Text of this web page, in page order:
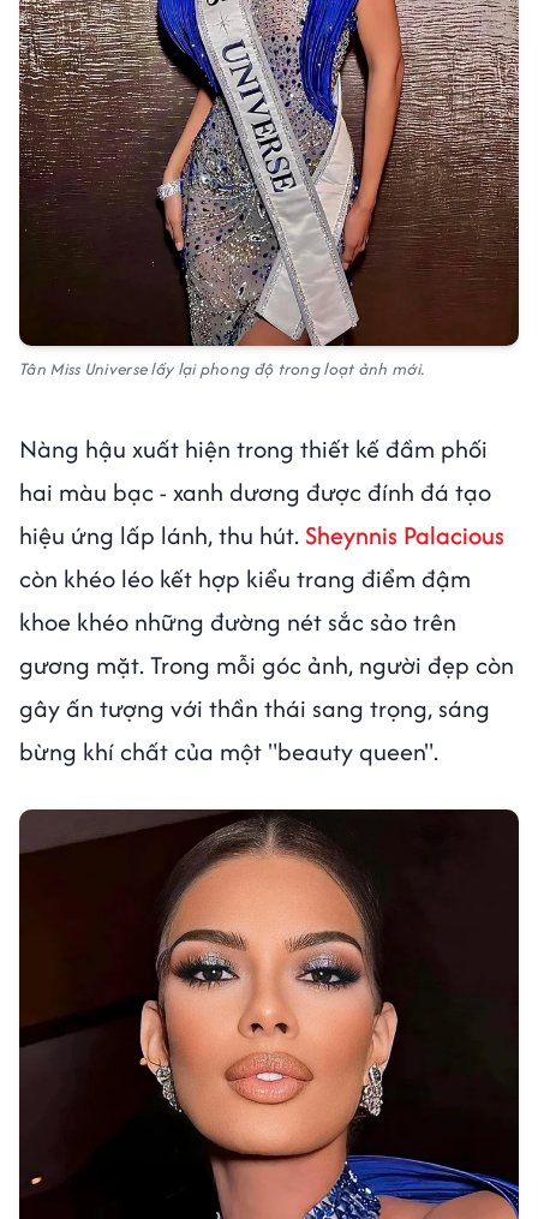
Tân Miss Universe lấy lại phong độ trong loạt ảnh mới.
Nàng hậu xuất hiện trong thiết kế đầm phối
hai màu bạc - xanh dương được đính đá tạo
hiệu ứng lấp lánh, thu hút. Sheynnis Palacious
còn khéo léo kết hợp kiểu trang điểm đậm
khoe khéo những đường nét sắc sảo trên
gương mặt. Trong mỗi góc ảnh, người đẹp còn
gây ấn tượng với thần thái sang trọng, sáng
bừng khí chất của một "beauty queen".